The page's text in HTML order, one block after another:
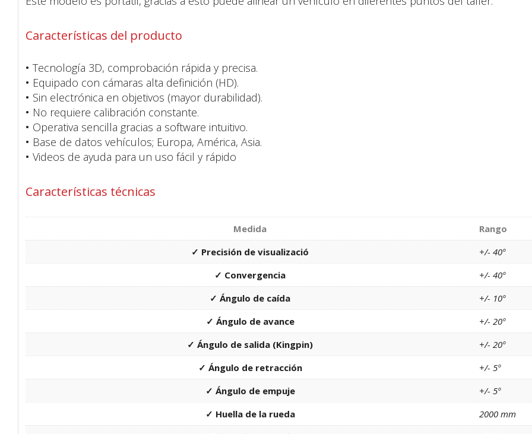
Características del producto
• Tecnología 3D, comprobación rápida y precisa.
• Equipado con cámaras alta definición (HD).
• Sin electrónica en objetivos (mayor durabilidad).
• No requiere calibración constante.
• Operativa sencilla gracias a software intuitivo.
• Base de datos vehículos; Europa, América, Asia.
• Videos de ayuda para un uso fácil y rápido
Características técnicas
Medida
Rango
✓ Precisión de visualizació
+/- 40º
✓ Convergencia
+/- 40º
✓ Ángulo de caída
+/- 10º
✓ Ángulo de avance
+/- 20º
✓ Ángulo de salida (Kingpin)
+/- 20º
✓ Ángulo de retracción
+/- 5º
✓ Ángulo de empuje
+/- 5º
✓ Huella de la rueda
2000 mm